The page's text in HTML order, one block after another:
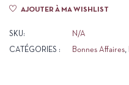
AJOUTER À MA WISHLIST
SKU: N/A
CATÉGORIES : Bonnes Affaires,